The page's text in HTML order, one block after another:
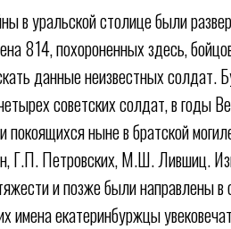
в уральской столице были
814, похороненных здесь,
данные неизвестных солдат.
советских солдат, в годы
покоящихся ныне в братской
Г.П. Петровских, М.Ш. Лившиц.
и позже были направлены в
имена екатеринбуржцы